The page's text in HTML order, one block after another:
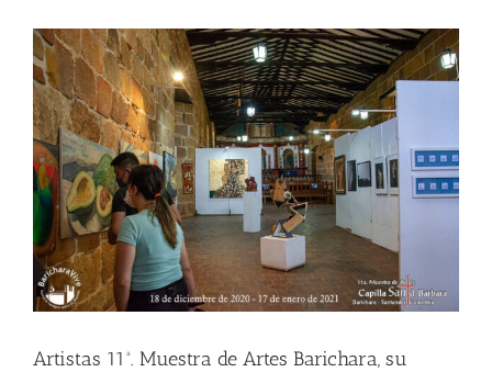
Santa
Bárbara
Barichara
Artistas 11ª. Muestra de Artes Barichara, su